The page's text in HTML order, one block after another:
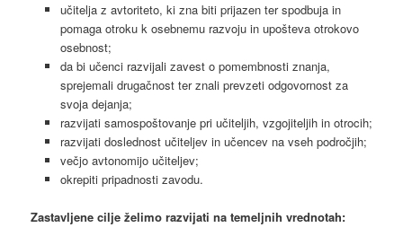
učitelja z avtoriteto, ki zna biti prijazen ter spodbuja in
pomaga otroku k osebnemu razvoju in upošteva otrokovo
osebnost;
da bi učenci razvijali zavest o pomembnosti znanja,
sprejemali drugačnost ter znali prevzeti odgovornost za
svoja dejanja;
razvijati samospoštovanje pri učiteljih, vzgojiteljih in otrocih;
razvijati doslednost učiteljev in učencev na vseh področjih;
večjo avtonomijo učiteljev;
okrepiti pripadnosti zavodu.
Zastavljene cilje želimo razvijati na temeljnih vrednotah: